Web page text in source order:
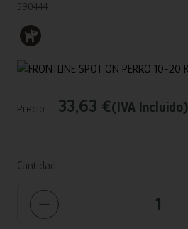
590444
Precio: 33,63 €(IVA Incluido)
Cantidad